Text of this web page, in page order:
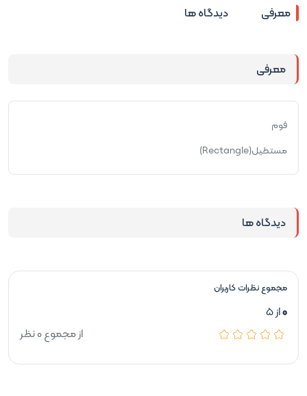
معرفی دیدگاه ها
معرفی
فوم
مستطیل(Rectangle)
دیدگاه ها
مجموع نظرات کاربران
0از 5
از مجموع 0 نظر